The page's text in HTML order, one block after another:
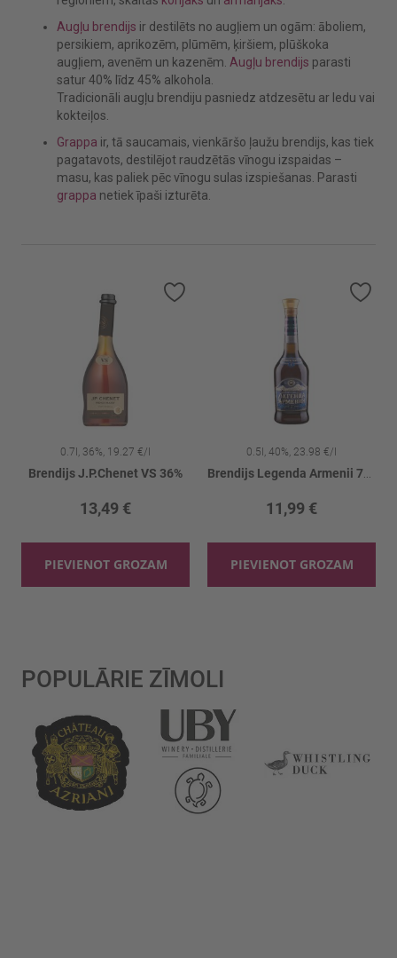
Augļu brendijs ir destilēts no augļiem un ogām: āboliem,
persikiem, aprikozēm, plūmēm, ķiršiem, plūškoka
augļiem, avenēm un kazenēm. Augļu brendijs parasti
satur 40% līdz 45% alkohola.
Tradicionāli augļu brendiju pasniedz atdzesētu ar ledu vai
kokteiļos.
Grappa ir, tā saucamais, vienkāršo ļaužu brendijs, kas tiek
pagatavots, destilējot raudzētās vīnogu izspaidas –
masu, kas paliek pēc vīnogu sulas izspiešanas. Parasti
grappa netiek īpaši izturēta.
0.7l, 36%, 19.27 €/l
Brendijs J.P.Chenet VS 36%
13,49 €
PIEVIENOT GROZAM
0.5l, 40%, 23.98 €/l
11,99 €
PIEVIENOT GROZAM
POPULĀRIE ZĪMOLI